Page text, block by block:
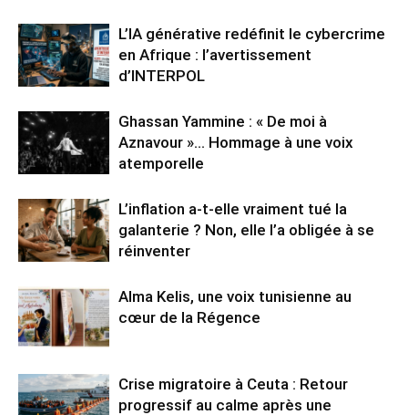
L’IA générative redéfinit le cybercrime
en Afrique : l’avertissement
d’INTERPOL
Ghassan Yammine : « De moi à
Aznavour »… Hommage à une voix
atemporelle
L’inflation a-t-elle vraiment tué la
galanterie ? Non, elle l’a obligée à se
réinventer
Alma Kelis, une voix tunisienne au
cœur de la Régence
Crise migratoire à Ceuta : Retour
progressif au calme après une